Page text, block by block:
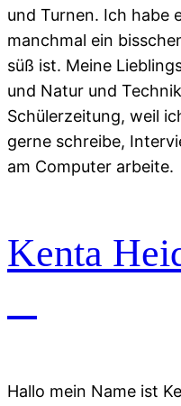
und Turnen. Ich habe
manchmal ein
süß ist. Meine
und Natur und
Schülerzeitung, weil
gerne schreibe,
am Computer arbeite.
Kenta
Hallo mein Name ist